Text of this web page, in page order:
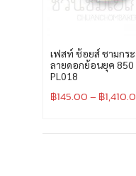
เฟสท์ ช้อยส์ ชามกร
ลายดอกย้อนยุค 850
PL018
฿145.00– ฿